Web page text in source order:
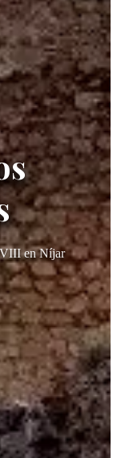
en Níjar